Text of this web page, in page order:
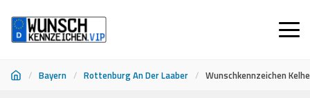
/ Bayern / Rottenburg An Der Laaber / Wunschkennzeichen